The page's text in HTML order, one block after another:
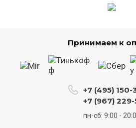
Принимаем к
+7 (495) 150-
+7 (967) 229-
пн-сб: 9:00 -